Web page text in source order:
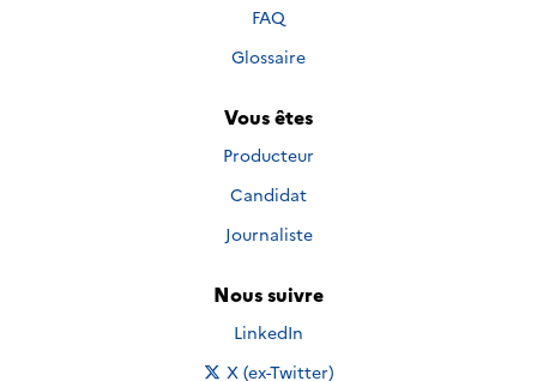
FAQ
Glossaire
Vous êtes
Producteur
Candidat
Journaliste
Nous suivre
Nous suivre sur
LinkedIn
Nous suivre sur
X (ex-Twitter)